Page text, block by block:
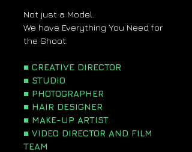
Not just a Model.
We have Everything You Need for
the Shoot.
■ CREATIVE DIRECTOR
■ STUDIO
■ PHOTOGRAPHER
■ HAIR DESIGNER
■ MAKE-UP ARTIST
■ VIDEO DIRECTOR AND FILM
TEAM